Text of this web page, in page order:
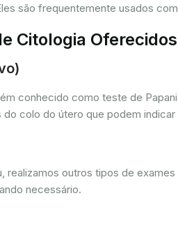
são frequentemente usados
Citologia
conhecido como teste de
colo do útero que podem
realizamos outros tipos de
necessário.